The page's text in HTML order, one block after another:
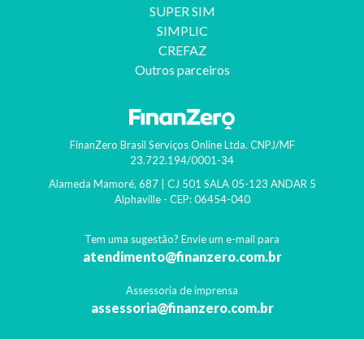
SUPER SIM
SIMPLIC
CREFAZ
Outros parceiros
FinanZero Brasil Serviços Online Ltda. CNPJ/MF
23.722.194/0001-34
Alameda Mamoré, 687 | CJ 501 SALA 05-123 ANDAR 5
Alphaville- CEP: 06454-040
Tem uma sugestão? Envie um e-mail para
atendimento@finanzero.com.br
Assessoria de imprensa
assessoria@finanzero.com.br